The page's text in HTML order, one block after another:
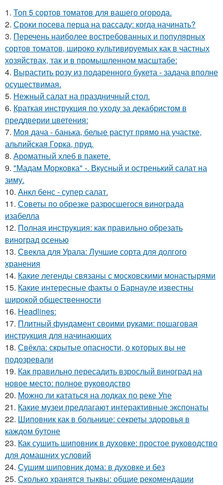
1. Топ 5 сортов томатов для вашего огорода.
2. Сроки посева перца на рассаду: когда начинать?
3. Перечень наиболее востребованных и популярных
сортов томатов, широко культивируемых как в частных
хозяйствах, так и в промышленном масштабе:
4. Вырастить розу из подаренного букета - задача вполне
осуществимая.
5. Нежный салат на праздничный стол.
6. Краткая инструкция по уходу за декабристом в
преддверии цветения:
7. Моя дача - банька, белые растут прямо на участке,
альпийская Горка, пруд.
8. Ароматный хлеб в пакете.
9. "Мадам Морковка" -. Вкусный и остренький салат на
зиму.
10. Анкл бенс - супер салат.
11. Советы по обрезке разросшегося винограда
изабелла
12. Полная инструкция: как правильно обрезать
виноград осенью
13. Свекла для Урала: Лучшие сорта для долгого
хранения
14. Какие легенды связаны с московскими монастырями
15. Какие интересные факты о Барнауле известны
широкой общественности
16. Headlines:
17. Плитный фундамент своими руками: пошаговая
инструкция для начинающих
18. Свёкла: скрытые опасности, о которых вы не
подозревали
19. Как правильно пересадить взрослый виноград на
новое место: полное руководство
20. Можно ли кататься на лодках по реке Упе
21. Какие музеи предлагают интерактивные экспонаты
22. Шиповник как в больнице: секреты здоровья в
каждом бутоне
23. Как сушить шиповник в духовке: простое руководство
для домашних условий
24. Сушим шиповник дома: в духовке и без
25. Сколько хранятся тыквы: общие рекомендации